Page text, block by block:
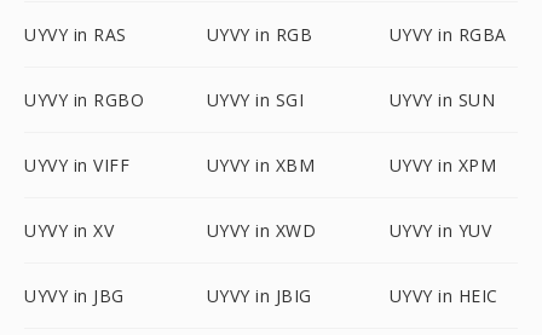
UYVY in RAS UYVY in RGB UYVY in RGBA
UYVY in RGBO UYVY in SGI UYVY in SUN
UYVY in VIFF UYVY in XBM UYVY in XPM
UYVY in XV UYVY in XWD UYVY in YUV
UYVY in JBG UYVY in JBIG UYVY in HEIC